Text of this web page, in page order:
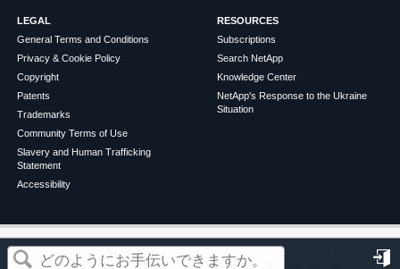
この記事は役に立ちましたか？
LEGAL
General Terms and Conditions
Privacy & Cookie Policy
Copyright
Patents
Trademarks
Community Terms of Use
Slavery and Human Trafficking
Statement
Accessibility
RESOURCES
Subscriptions
Search NetApp
Knowledge Center
NetApp's Response to the Ukraine
Situation
©2026 NetApp English Terms of Use
Privacy Policy
Cookie Policy
Cookie Settings